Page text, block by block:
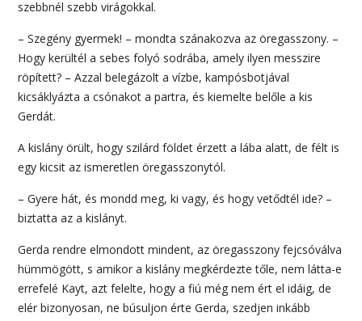
szebbnél szebb virágokkal.
– Szegény gyermek! – mondta szánakozva az öregasszony. –
Hogy kerültél a sebes folyó sodrába, amely ilyen messzire
röpített? – Azzal belegázolt a vízbe, kampósbotjával
kicsáklyázta a csónakot a partra, és kiemelte belőle a kis
Gerdát.
A kislány örült, hogy szilárd földet érzett a lába alatt, de félt is
egy kicsit az ismeretlen öregasszonytól.
– Gyere hát, és mondd meg, ki vagy, és hogy vetődtél ide? –
biztatta az a kislányt.
Gerda rendre elmondott mindent, az öregasszony fejcsóválva
hümmögött, s amikor a kislány megkérdezte tőle, nem látta-e
errefelé Kayt, azt felelte, hogy a fiú még nem ért el idáig, de
elér bizonyosan, ne búsuljon érte Gerda, szedjen inkább